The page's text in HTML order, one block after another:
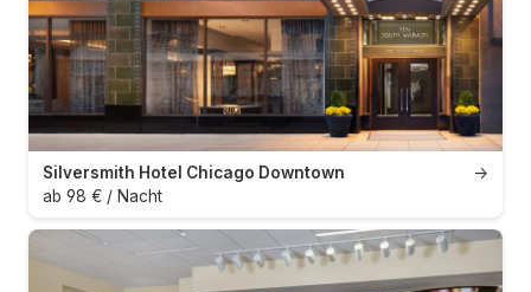
→
Silversmith Hotel Chicago Downtown
ab 98 € / Nacht